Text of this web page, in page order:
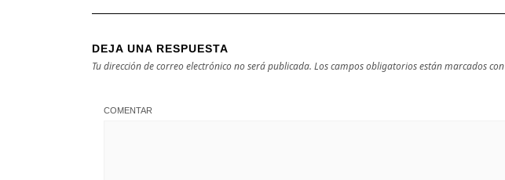
DEJA UNA RESPUESTA
Tu dirección de correo electrónico no será publicada. Los campos obligatorios están marcados con
COMENTAR